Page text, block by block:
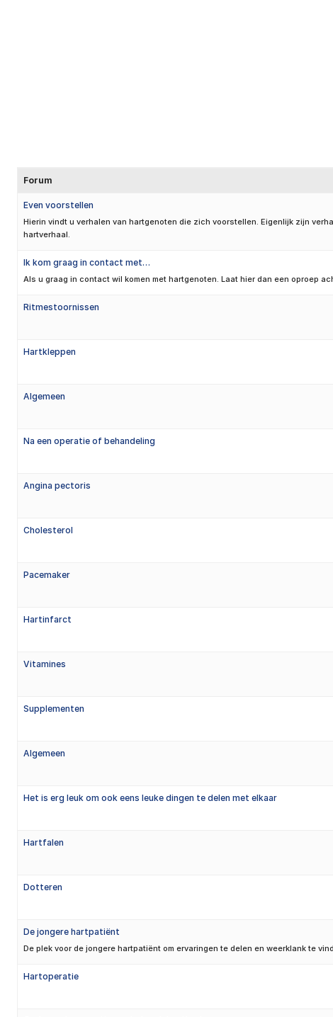
Forum
Even voorstellen
Hierin vindt u verhalen van hartgenoten die zich voorstellen. Eigenlijk zijn
hartverhaal.
Ik kom graag in contact met…
Als u graag in contact wil komen met hartgenoten. Laat hier dan een oproep
Ritmestoornissen
Hartkleppen
Algemeen
Na een operatie of behandeling
Angina pectoris
Cholesterol
Pacemaker
Hartinfarct
Vitamines
Supplementen
Algemeen
Het is erg leuk om ook eens leuke dingen te delen met elkaar
Hartfalen
Dotteren
De jongere hartpatiënt
De plek voor de jongere hartpatiënt om ervaringen te delen en weerklank te
Hartoperatie